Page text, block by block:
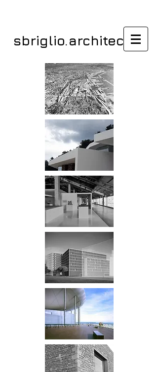
sbriglio.architectes